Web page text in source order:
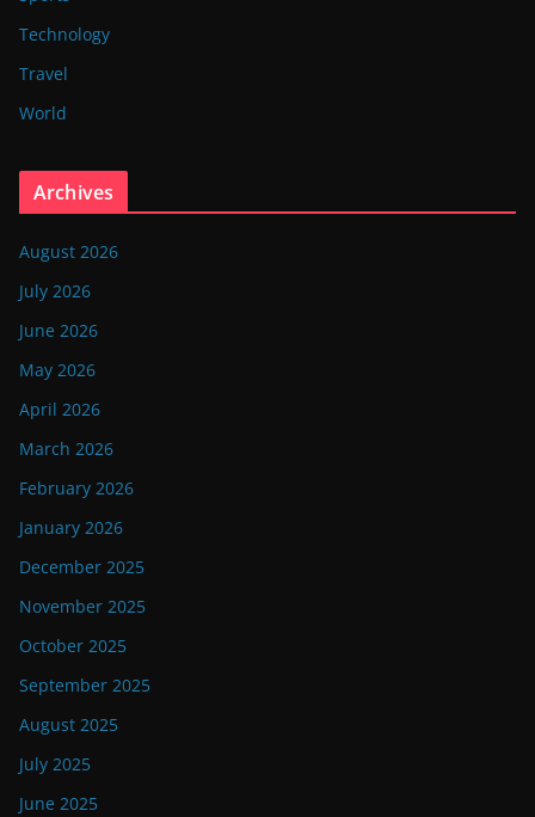
Technology
Travel
World
Archives
August 2026
July 2026
June 2026
May 2026
April 2026
March 2026
February 2026
January 2026
December 2025
November 2025
October 2025
September 2025
August 2025
July 2025
June 2025